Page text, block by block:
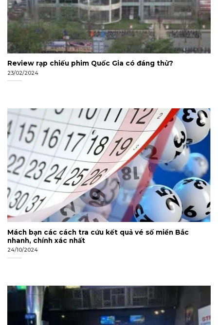
Review rạp chiếu phim Quốc Gia có đáng thử?
23/02/2024
Mách bạn các cách tra cứu kết quả vé số miền Bắc
nhanh, chính xác nhất
24/10/2024